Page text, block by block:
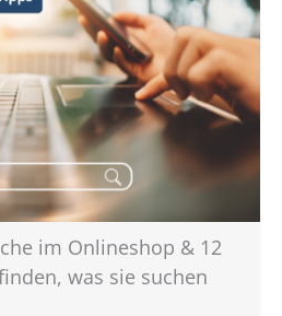
im Onlineshop & 12
was sie suchen